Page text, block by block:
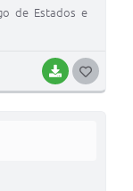
BAIXAR
de Estados e